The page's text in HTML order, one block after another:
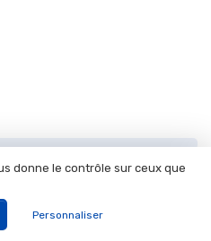
donne le contrôle sur ceux que
Personnaliser